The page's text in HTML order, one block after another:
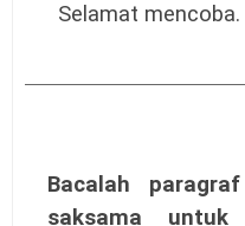
Selamat mencoba.
Bacalah
saksama untuk